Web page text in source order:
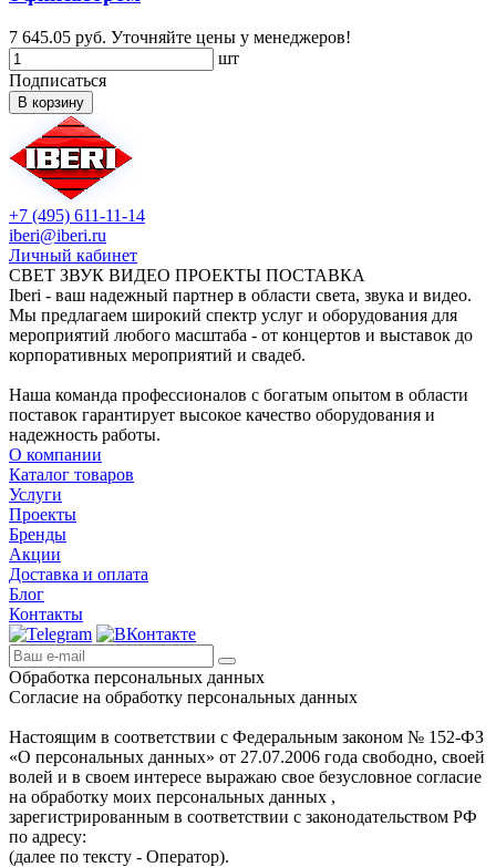
7 645.05 руб. Уточняйте цены у менеджеров!
шт
Подписаться
В корзину
+7 (495) 611-11-14
iberi@iberi.ru
Личный кабинет
СВЕТ ЗВУК ВИДЕО ПРОЕКТЫ ПОСТАВКА
Iberi - ваш надежный партнер в области света, звука и видео.
Мы предлагаем широкий спектр услуг и оборудования для
мероприятий любого масштаба - от концертов и выставок до
корпоративных мероприятий и свадеб.
Наша команда профессионалов с богатым опытом в области
поставок гарантирует высокое качество оборудования и
надежность работы.
О компании
Каталог товаров
Услуги
Проекты
Бренды
Акции
Доставка и оплата
Блог
Контакты
Обработка персональных данных
Согласие на обработку персональных данных
Настоящим в соответствии с Федеральным законом № 152-ФЗ
«О персональных данных» от 27.07.2006 года свободно, своей
волей и в своем интересе выражаю свое безусловное согласие
на обработку моих персональных данных ,
зарегистрированным в соответствии с законодательством РФ
по адресу:
(далее по тексту - Оператор).